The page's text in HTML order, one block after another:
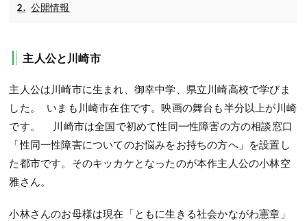
公開情報
主人公と川崎市
主人公は川崎市に生まれ、御幸中学、県立川崎高校で学びま
した。 いまも川崎市在住です。映画の舞台も半分以上が川崎
です。 川崎市は全国で初めて性同一性障害の方の相談窓口
「性同一性障害についてのお悩みをお持ちの方へ」を設置し
た都市です。そのキッカケとなったのが本作主人公の小林空
雅さん。
小林さんのお母様は現在「ともに生きる社会かながわ憲章」